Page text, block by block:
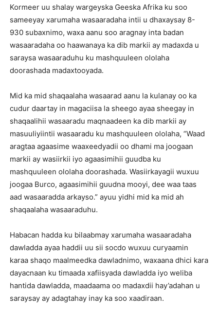
Kormeer uu shalay wargeyska Geeska Afrika ku soo
sameeyay xarumaha wasaaradaha intii u dhaxaysay 8-
930 subaxnimo, waxa aanu soo aragnay inta badan
wasaaradaha oo haawanaya ka dib markii ay madaxda u
saraysa wasaaraduhu ku mashquuleen ololaha
doorashada madaxtooyada.
Mid ka mid shaqaalaha wasaarad aanu la kulanay oo ka
cudur daartay in magaciisa la sheego ayaa sheegay in
shaqaalihii wasaaradu maqnaadeen ka dib markii ay
masuuliyiintii wasaaradu ku mashquuleen ololaha, “Waad
aragtaa agaasime waaxeedyadii oo dhami ma joogaan
markii ay wasiirkii iyo agaasimihii guudba ku
mashquuleen ololaha doorashada. Wasiirkayagii wuxuu
joogaa Burco, agaasimihii guudna mooyi, dee waa taas
aad wasaaradda arkayso.” ayuu yidhi mid ka mid ah
shaqaalaha wasaaraduhu.
Habacan hadda ku bilaabmay xarumaha wasaaradaha
dawladda ayaa haddii uu sii socdo wuxuu curyaamin
karaa shaqo maalmeedka dawladnimo, waxaana dhici kara
dayacnaan ku timaada xafiisyada dawladda iyo weliba
hantida dawladda, maadaama oo madaxdii hay’adahan u
saraysay ay adagtahay inay ka soo xaadiraan.